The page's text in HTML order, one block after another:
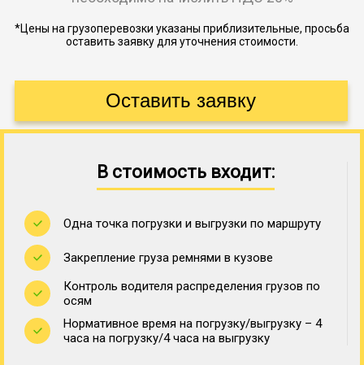
*Цены на грузоперевозки указаны приблизительные, просьба
оставить заявку для уточнения стоимости.
В стоимость входит:
Одна точка погрузки и выгрузки по маршруту
Закрепление груза ремнями в кузове
Контроль водителя распределения грузов по
осям
Нормативное время на погрузку/выгрузку – 4
часа на погрузку/4 часа на выгрузку